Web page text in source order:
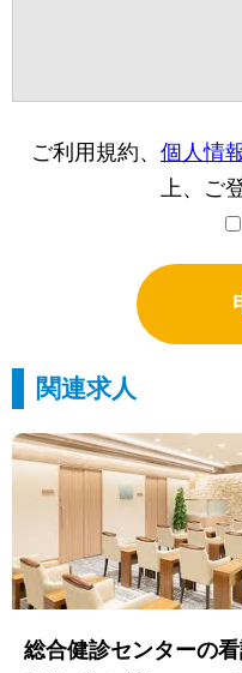
ご利用規約、 個人情
上、ご
関連求人
総合健診センターの